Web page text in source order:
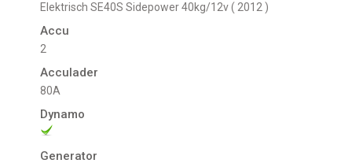
Elektrisch SE40S Sidepower 40kg/12v ( 2012 )
Accu
2
Acculader
80A
Dynamo
Generator